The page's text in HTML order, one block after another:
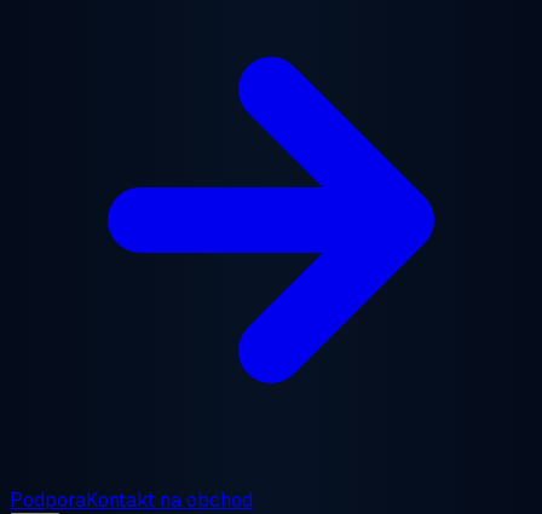
PodporaKontakt na obchod